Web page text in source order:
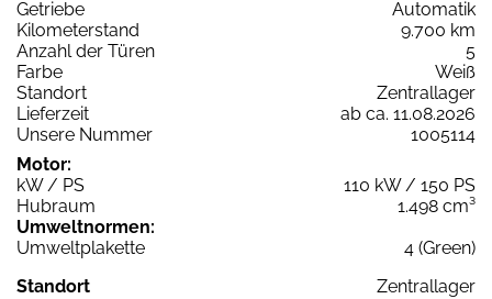
Getriebe
Automatik
Kilometerstand
9.700 km
Anzahl der Türen
5
Farbe
Weiß
Standort
Zentrallager
Lieferzeit
ab ca. 11.08.2026
Unsere Nummer
1005114
Motor:
kW / PS
110 kW / 150 PS
Hubraum
1.498 cm³
Umweltnormen:
Umweltplakette
4 (Green)
Standort
Zentrallager